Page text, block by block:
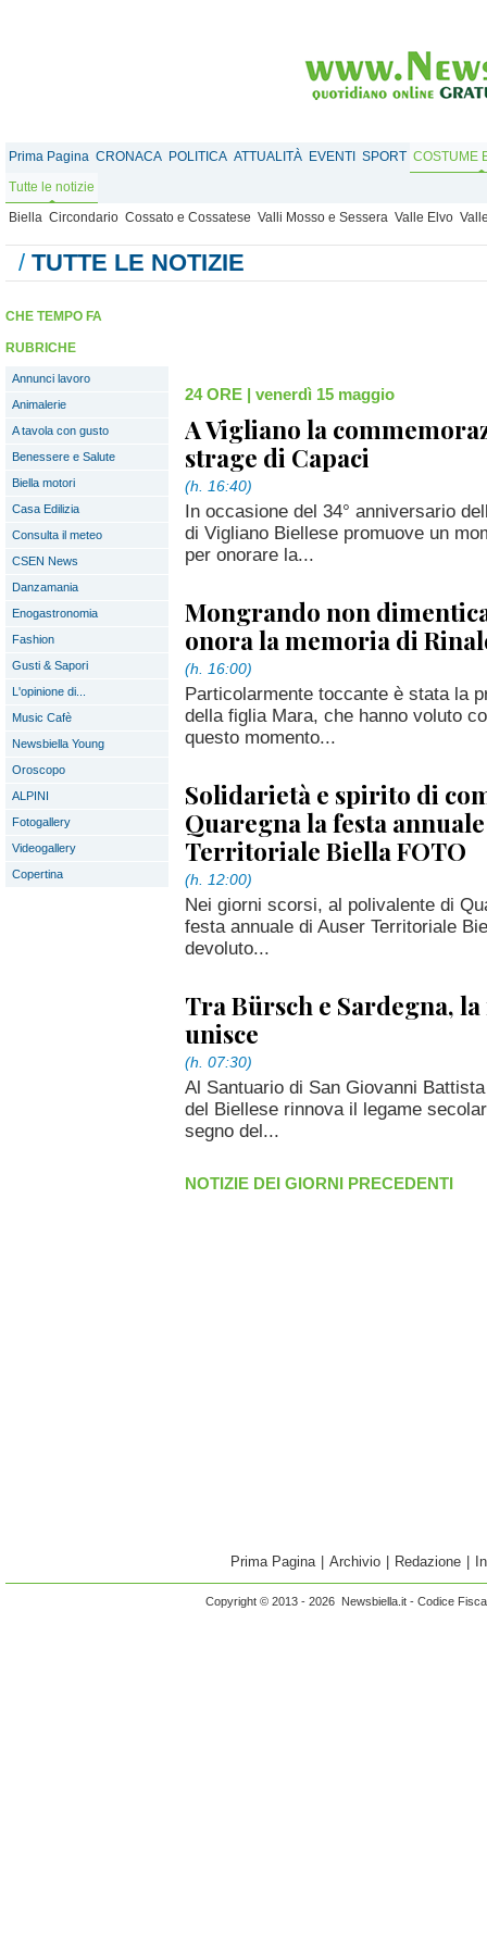
Prima Pagina CRONACA POLITICA ATTUALITÀ EVENTI SPORT COSTUME
Tutte le notizie
Biella Circondario Cossato e Cossatese Valli Mosso e Sessera Valle Elvo
/ TUTTE LE NOTIZIE
CHE TEMPO FA
RUBRICHE
Annunci lavoro
Animalerie
A tavola con gusto
Benessere e Salute
Biella motori
Casa Edilizia
Consulta il meteo
CSEN News
Danzamania
Enogastronomia
Fashion
Gusti & Sapori
L'opinione di...
Music Cafè
Newsbiella Young
Oroscopo
ALPINI
Fotogallery
Videogallery
Copertina
24 ORE | venerdì 15 maggio
A Vigliano la
strage di Capaci
(h. 16:40)
In occasione del 34° anniversario
di Vigliano Biellese promuove un
per onorare la...
Mongrando non
onora la memoria di
(h. 16:00)
Particolarmente toccante è stata la
della figlia Mara, che hanno voluto
questo momento...
Solidarietà e spirito di
Quaregna la festa
Territoriale Biella FOTO
(h. 12:00)
Nei giorni scorsi, al polivalente di
festa annuale di Auser Territoriale
devoluto...
Tra Bürsch e Sardegna,
unisce
(h. 07:30)
Al Santuario di San Giovanni
del Biellese rinnova il legame
segno del...
NOTIZIE DEI GIORNI PRECEDENTI
Prima Pagina Archivio Redazione
Copyright © 2013 - 2026 Newsbiella.it - Codice